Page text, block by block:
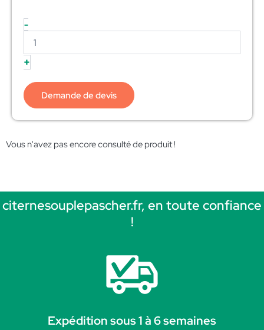
-
+
Demande de devis
Vous n'avez pas encore consulté de produit !
citernesouplepascher.fr, en toute confiance
!
Expédition sous 1 à 6 semaines